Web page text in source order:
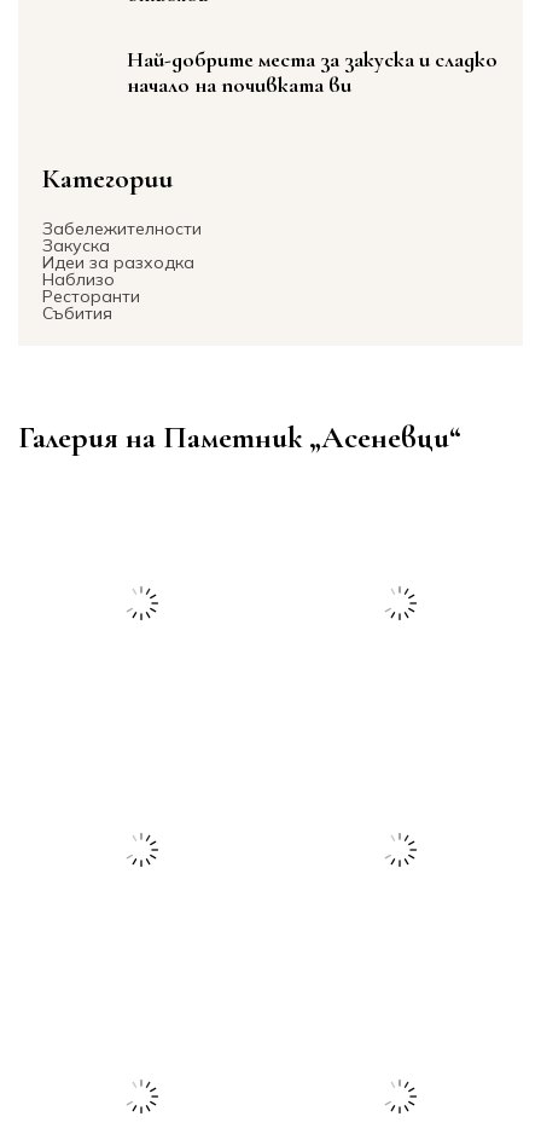
Най-добрите места за закуска и сладко
начало на почивката ви
Категории
Забележителности
Закуска
Идеи за разходка
Наблизо
Ресторанти
Събития
Галерия на Паметник „Асеневци“